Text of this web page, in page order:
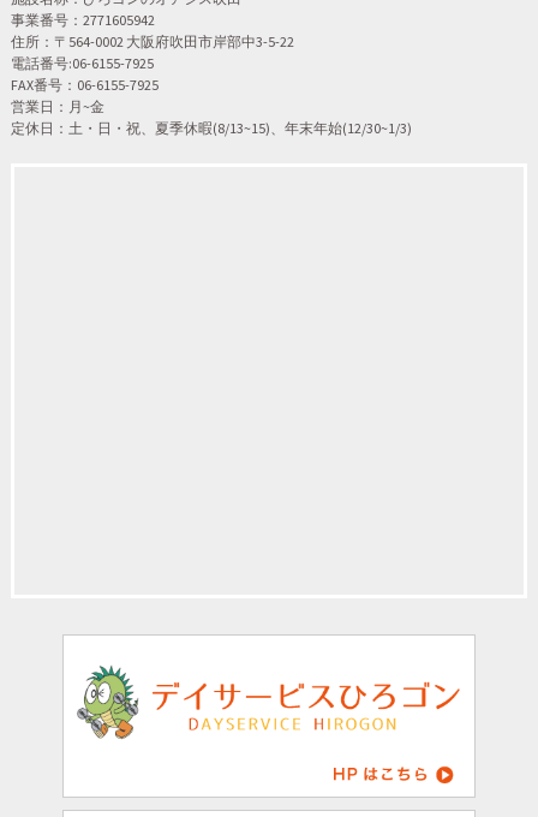
事業番号：2771605942
住所：〒564-0002 大阪府吹田市岸部中3-5-22
電話番号:06-6155-7925
FAX番号：06-6155-7925
営業日：月~金
定休日：土・日・祝、夏季休暇(8/13~15)、年末年始(12/30~1/3)